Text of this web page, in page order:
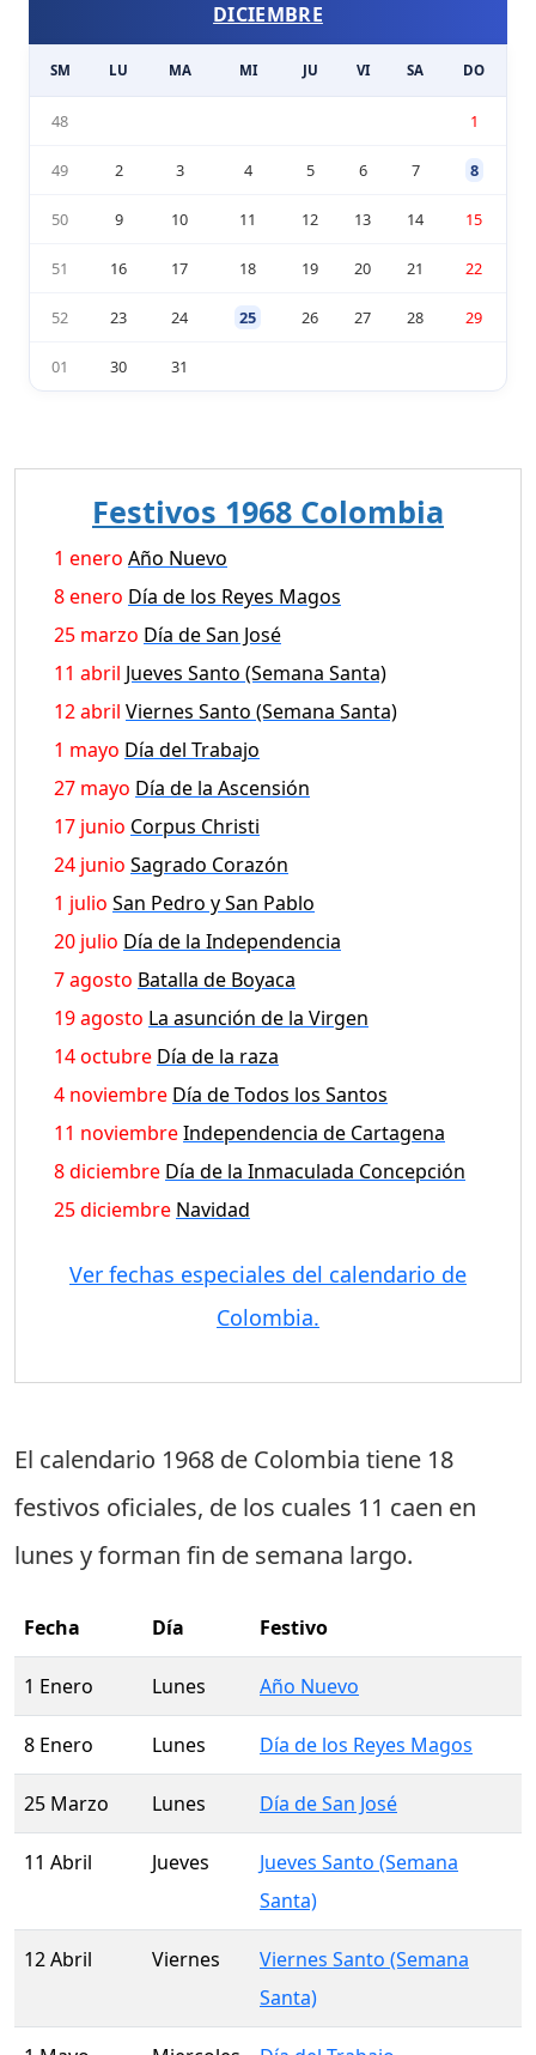
DICIEMBRE
SM LU MA MI JU VI SA DO
48 1
49 2 3 4 5 6 7 8
50 9 10 11 12 13 14 15
51 16 17 18 19 20 21 22
52 23 24 25 26 27 28 29
01 30 31
Festivos 1968 Colombia
1 enero Año Nuevo
8 enero Día de los Reyes Magos
25 marzo Día de San José
11 abril Jueves Santo (Semana Santa)
12 abril Viernes Santo (Semana Santa)
1 mayo Día del Trabajo
27 mayo Día de la Ascensión
17 junio Corpus Christi
24 junio Sagrado Corazón
1 julio San Pedro y San Pablo
20 julio Día de la Independencia
7 agosto Batalla de Boyaca
19 agosto La asunción de la Virgen
14 octubre Día de la raza
4 noviembre Día de Todos los Santos
11 noviembreIndependencia de Cartagena
8 diciembre Día de la Inmaculada Concepción
25 diciembre Navidad
Ver fechas especiales del calendario de
Colombia.
El calendario 1968 de Colombia tiene 18
festivos oficiales, de los cuales 11 caen en
lunes y forman fin de semana largo.
Fecha Día Festivo
1 Enero Lunes Año Nuevo
8 Enero Lunes Día de los Reyes Magos
25 Marzo Lunes Día de San José
11 Abril Jueves
Jueves Santo (Semana
Santa)
12 Abril Viernes
Viernes Santo (Semana
Santa)